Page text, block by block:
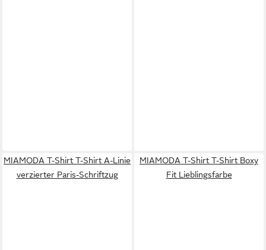
MIAMODA T-Shirt T-Shirt A-Linie
verzierter Paris-Schriftzug
MIAMODA T-Shirt T-Shirt Boxy
Fit Lieblingsfarbe